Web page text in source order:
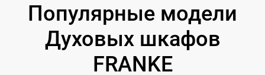
Популярные модели
Духовых шкафов
FRANKE